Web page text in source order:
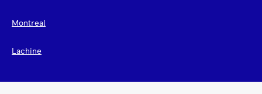
Montreal
Lachine